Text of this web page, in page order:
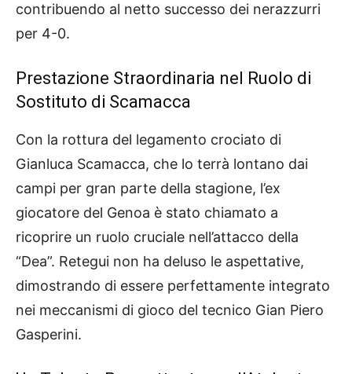
contribuendo al netto successo dei nerazzurri
per 4-0.
Prestazione Straordinaria nel Ruolo di
Sostituto di Scamacca
Con la rottura del legamento crociato di
Gianluca Scamacca, che lo terrà lontano dai
campi per gran parte della stagione, l’ex
giocatore del Genoa è stato chiamato a
ricoprire un ruolo cruciale nell’attacco della
“Dea”. Retegui non ha deluso le aspettative,
dimostrando di essere perfettamente integrato
nei meccanismi di gioco del tecnico Gian Piero
Gasperini.